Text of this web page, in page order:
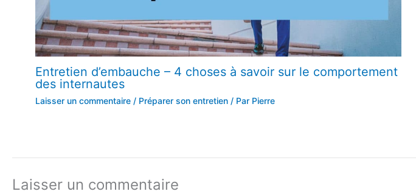
Entretien d’embauche – 4 choses à savoir sur le comportement
des internautes
Laisser un commentaire / Préparer son entretien/ Par Pierre
Laisser un commentaire